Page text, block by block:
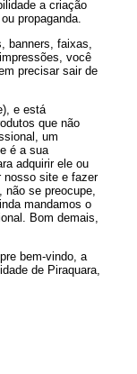
a criação
propaganda.
banners, faixas,
você
precisar sair de
e está
que não
um
é a sua
adquirir ele ou
nosso site e fazer
não se preocupe,
mandamos o
Bom demais,
bem-vindo, a
de Piraquara,